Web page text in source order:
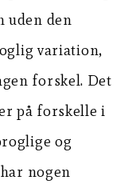
uden den
variation,
forskel. Det
på forskelle i
og
nogen